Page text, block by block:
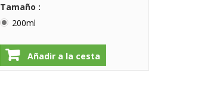
Tamaño :
200ml
Añadir a la cesta